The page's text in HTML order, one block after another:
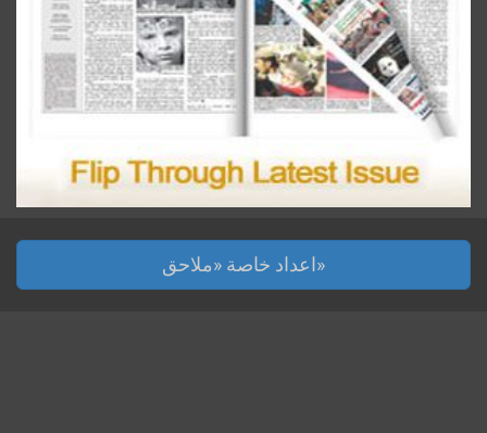
اعداد خاصة «ملاحق»